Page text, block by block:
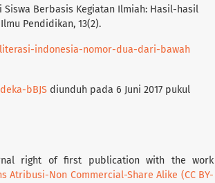
Siswa Berbasis Kegiatan Ilmiah: Hasil-hasil
Pendidikan, 13(2).
indonesia-nomor-dua-dari-bawah
bBJS diunduh pada 6 Juni 2017 pukul
right of first publication with the work
Atribusi-Non Commercial-Share Alike (CC BY-